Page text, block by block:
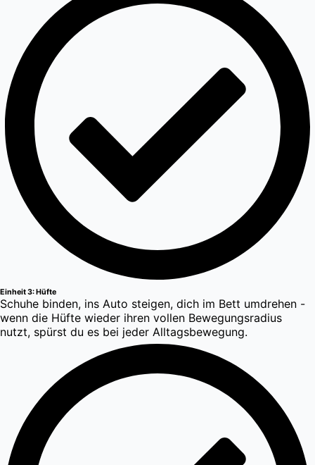
Einheit 3: Hüfte
Schuhe binden, ins Auto steigen, dich im Bett umdrehen -
wenn die Hüfte wieder ihren vollen Bewegungsradius
nutzt, spürst du es bei jeder Alltagsbewegung.